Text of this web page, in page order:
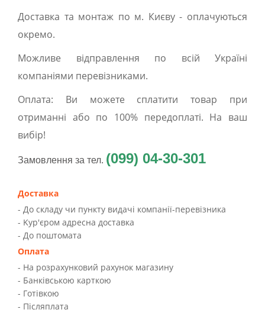
Доставка та монтаж по м. Києву - оплачуються
окремо.
Можливе відправлення по всій Україні
компаніями перевізниками.
Оплата: Ви можете сплатити товар при
отриманні або по 100% передоплаті. На ваш
вибір!
Замовлення за тел. (099) 04-30-301
Доставка
- До складу чи пункту видачі компанії-перевізника
- Kур'єром адресна доставка
- До поштомата
Оплата
- На розрахунковий рахунок магазину
- Банківською карткою
- Готівкою
- Післяплата